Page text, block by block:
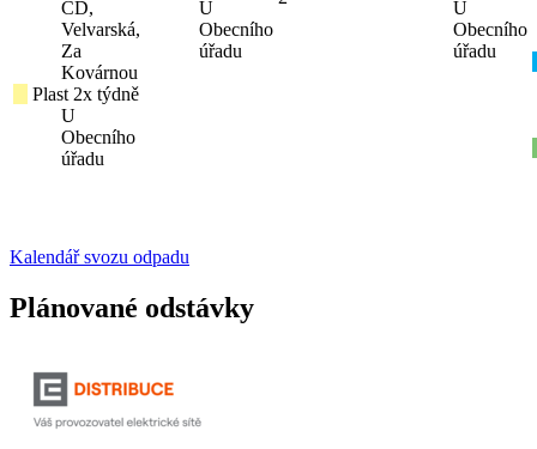
ČD,
Velvarská,
Za
Kovárnou
Plast 2x týdně
U
Obecního
úřadu
U
Obecního
úřadu
U
Obecního
úřadu
Kalendář svozu odpadu
Plánované odstávky